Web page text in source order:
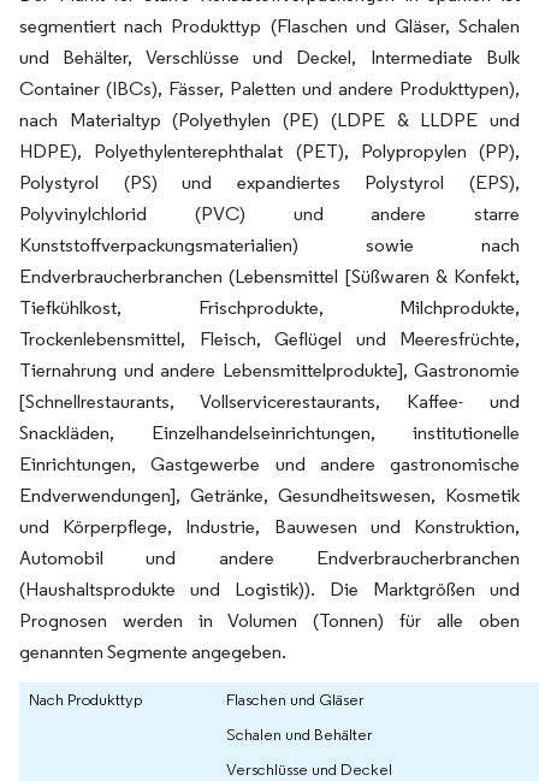
segmentiert nach Produkttyp (Flaschen und Gläser, Schalen
und Behälter, Verschlüsse und Deckel, Intermediate Bulk
Container (IBCs), Fässer, Paletten und andere Produkttypen),
nach Materialtyp (Polyethylen (PE) (LDPE & LLDPE und
HDPE), Polyethylenterephthalat (PET), Polypropylen (PP),
Polystyrol (PS) und expandiertes Polystyrol (EPS),
Polyvinylchlorid (PVC) und andere starre
Kunststoffverpackungsmaterialien) sowie nach
Endverbraucherbranchen (Lebensmittel [Süßwaren & Konfekt,
Tiefkühlkost, Frischprodukte, Milchprodukte,
Trockenlebensmittel, Fleisch, Geflügel und Meeresfrüchte,
Tiernahrung und andere Lebensmittelprodukte], Gastronomie
[Schnellrestaurants, Vollservicerestaurants, Kaffee- und
Snackläden, Einzelhandelseinrichtungen, institutionelle
Einrichtungen, Gastgewerbe und andere gastronomische
Endverwendungen], Getränke, Gesundheitswesen, Kosmetik
und Körperpflege, Industrie, Bauwesen und Konstruktion,
Automobil und andere Endverbraucherbranchen
(Haushaltsprodukte und Logistik)). Die Marktgrößen und
Prognosen werden in Volumen (Tonnen) für alle oben
genannten Segmente angegeben.
Nach Produkttyp
Flaschen und Gläser
Schalen und Behälter
Verschlüsse und Deckel